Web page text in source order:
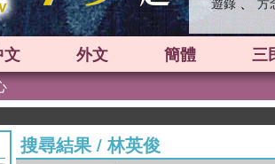
文 外文 簡體 三
搜尋結果/林英俊